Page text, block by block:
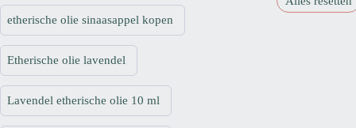
etherische olie sinaasappel kopen
Etherische olie lavendel
Lavendel etherische olie 10 ml